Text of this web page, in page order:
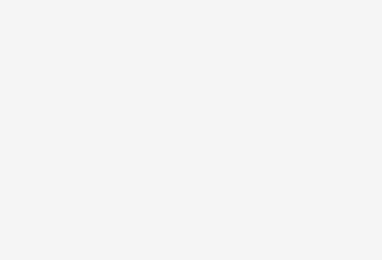
aan ouders aangeraden kunnen worden
over 7 Totstandkoming